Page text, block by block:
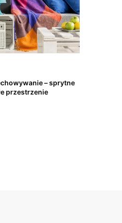
– sprytne
przestrzenie